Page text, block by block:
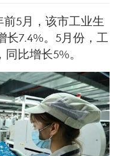
前5月，该市工业生
长7.4%。5月份，工
比增长5%。